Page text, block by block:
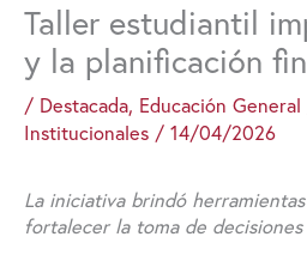
Taller estudiantil
y la planificación
/ Destacada, Educación General
Institucionales / 14/04/2026
La iniciativa brindó
fortalecer la toma de decisiones